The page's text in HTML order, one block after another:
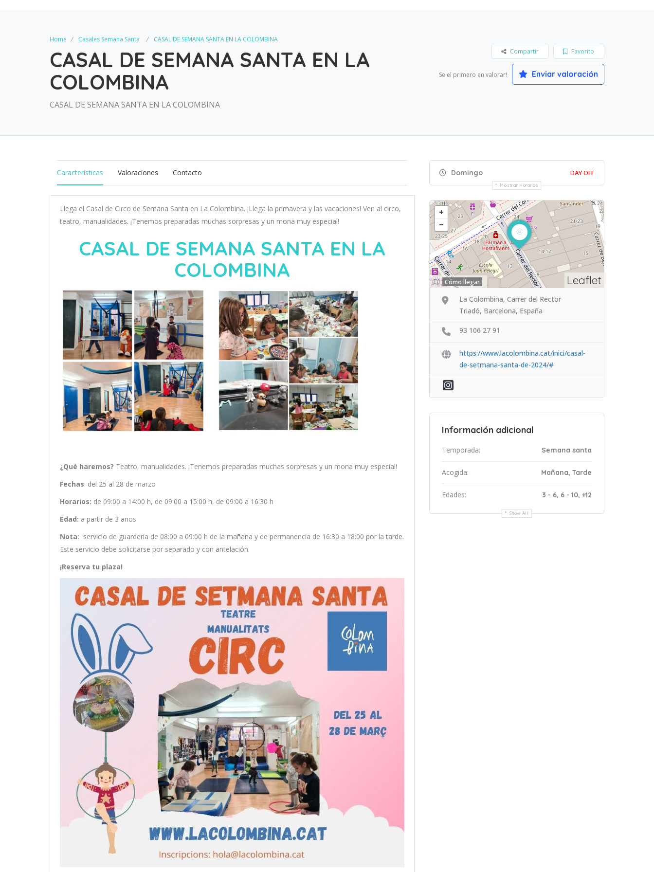
Home Casales Semana Santa CASAL DE SEMANA SANTA EN LA COLOMBINA
CASAL DE SEMANA SANTA EN LA
COLOMBINA
CASAL DE SEMANA SANTA EN LA COLOMBINA
Favorito
Compartir
Se el primero en valorar! Enviar valoración
Características Valoraciones Contacto
Llega el Casal de Circo de Semana Santa en La Colombina. ¡Llega la primavera y las vacaciones! Ven al circo,
teatro, manualidades. ¡Tenemos preparadas muchas sorpresas y un mona muy especial!
CASAL DE SEMANA SANTA EN LA
COLOMBINA
¿Qué haremos? Teatro, manualidades. ¡Tenemos preparadas muchas sorpresas y un mona muy especial!
Fechas: del 25 al 28 de marzo
Horarios: de 09:00 a 14:00 h, de 09:00 a 15:00 h, de 09:00 a 16:30 h
Edad: a partir de 3 años
Nota: servicio de guardería de 08:00 a 09:00 h de la mañana y de permanencia de 16:30 a 18:00 por la tarde.
Este servicio debe solicitarse por separado y con antelación.
¡Reserva tu plaza!
Domingo DAY OFF
Mostrar Horarios
Leaflet
Cómo llegar
La Colombina, Carrer del Rector
Triadó, Barcelona, España
93 106 27 91
https://www.lacolombina.cat/inici/casal-
de-setmana-santa-de-2024/#
Información adicional
Temporada: Semana santa
Acogida: Mañana, Tarde
Edades: 3 - 6, 6 - 10, +12
Show All